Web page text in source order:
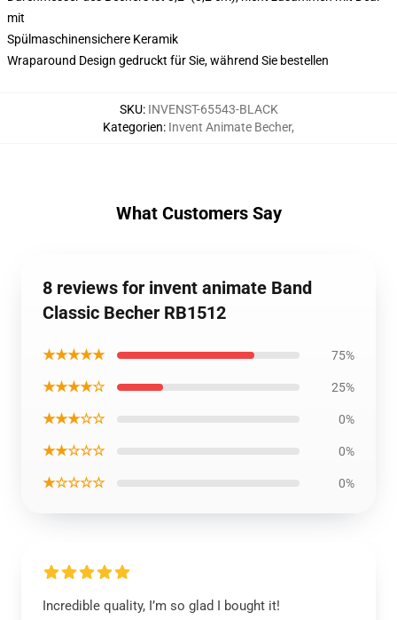
mit
Spülmaschinensichere Keramik
Wraparound Design gedruckt für Sie, während Sie bestellen
SKU: INVENST-65543-BLACK
Kategorien: Invent Animate Becher,
What Customers Say
8 reviews for invent animate Band
Classic Becher RB1512
★★★★★ 75%
★★★★☆ 25%
★★★☆☆ 0%
★★☆☆☆ 0%
★☆☆☆☆ 0%
Incredible quality, I’m so glad I bought it!